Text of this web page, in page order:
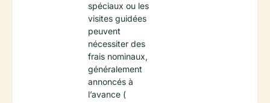
spéciaux ou les
visites guidées
peuvent
nécessiter des
frais nominaux,
généralement
annoncés à
l’avance (